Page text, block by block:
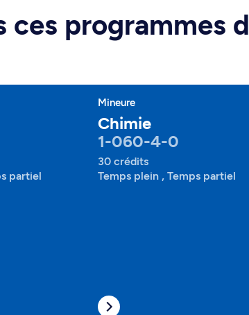
programmes
partiel
Mineure
Chimie
1-060-4-0
30 crédits
Temps plein , Temps partiel